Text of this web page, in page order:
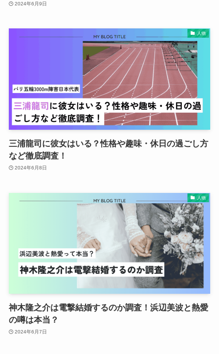
2024年6月9日
人物
三浦龍司に彼女はいる？性格や趣味・休日の過ごし方
など徹底調査！
2024年6月8日
人物
神木隆之介は電撃結婚するのか調査！浜辺美波と熱愛
の噂は本当？
2024年6月7日